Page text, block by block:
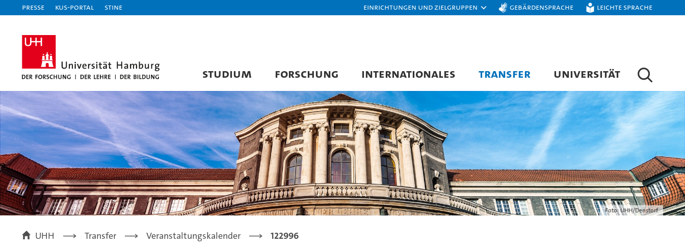
Presse KUS-Portal STiNE Einrichtungen und Zielgruppen Gebärdensprache Leichte Sprache
STUDIUM FORSCHUNG INTERNATIONALES TRANSFER UNIVERSITÄT
Foto: UHH/Denstorf
UHH Transfer Veranstaltungskalender 122996